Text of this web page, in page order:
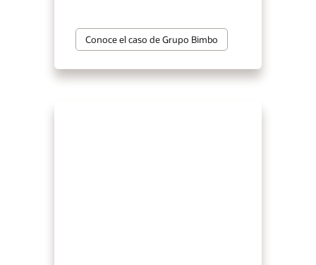
Conoce el caso de Grupo Bimbo